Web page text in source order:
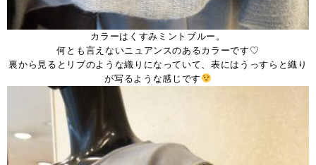
カラーはくすみミントブルー。
何とも言えないニュアンスのあるカラーです♡
裏から見るとリブのような織りになっていて、表にはうっすらと織り
が写るような感じです